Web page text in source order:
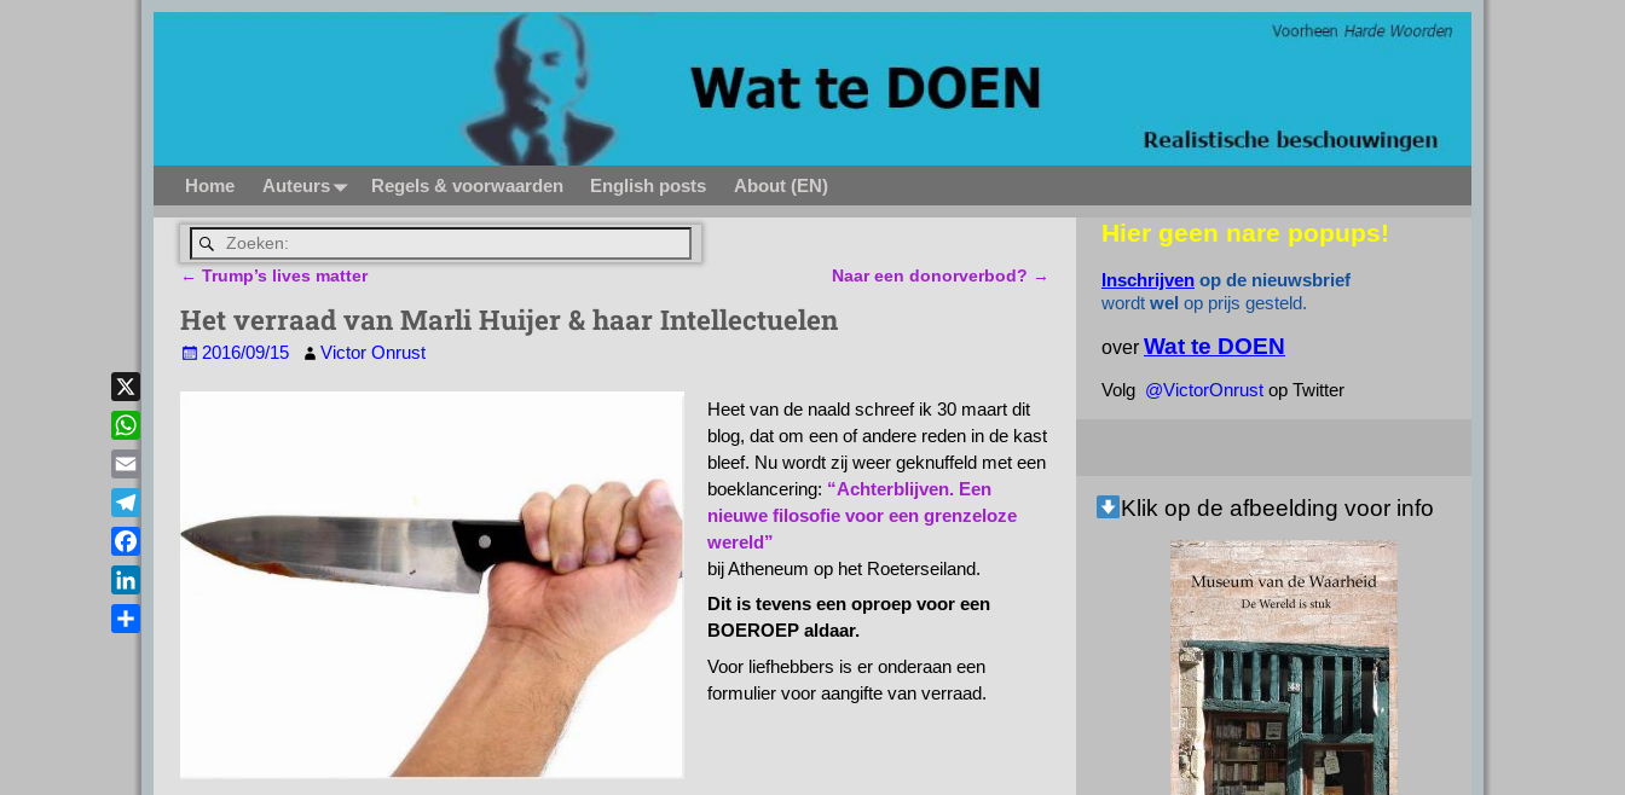
Home Auteurs Regels & voorwaarden English posts About (EN)
← Trump’s lives matter Naar een donorverbod? →
Het verraad van Marli Huijer & haar Intellectuelen
2016/09/15 Victor Onrust
Heet van de naald schreef ik 30 maart dit
blog, dat om een of andere reden in de kast
bleef. Nu wordt zij weer geknuffeld met een
boeklancering: “Achterblijven. Een
nieuwe filosofie voor een grenzeloze
wereld”
bij Atheneum op het Roeterseiland.
Dit is tevens een oproep voor een
BOEROEP aldaar.
Voor liefhebbers is er onderaan een
formulier voor aangifte van verraad.
X
W
h
a
t
s
A
p
E
m
a
l
T
e
l
e
F
a
c
L
i
Hier geen nare popups!
Inschrijven op de nieuwsbrief
wordt wel op prijs gesteld.
over Wat te DOEN
Volg @VictorOnrust op Twitter
Klik op de afbeelding voor info